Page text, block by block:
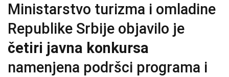
Ministarstvo turizma i omladine
Republike Srbije objavilo je
četiri javna konkursa
namenjena podršci programa i